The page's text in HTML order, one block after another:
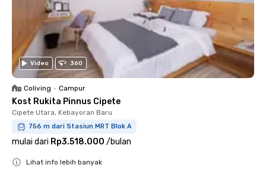
Video 360
Coliving • Campur
Kost Rukita Pinnus Cipete
Cipete Utara, Kebayoran Baru
756 m dari Stasiun MRT Blok A
mulai dari Rp3.518.000 /bulan
Lihat info lebih banyak